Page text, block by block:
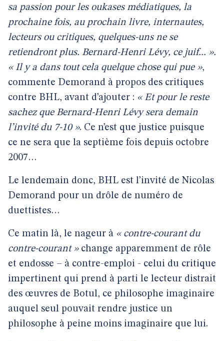
sa passion pour les oukases médiatiques, la
prochaine fois, au prochain livre, internautes,
lecteurs ou critiques, quelques-uns ne se
retiendront plus. Bernard-Henri Lévy, ce juif... ».
« Il y a dans tout cela quelque chose qui pue »,
commente Demorand à propos des critiques
contre BHL, avant d’ajouter : « Et pour le reste
sachez que Bernard-Henri Lévy sera demain
l’invité du 7-10 ». Ce n’est que justice puisque
ce ne sera que la septième fois depuis octobre
2007…
Le lendemain donc, BHL est l’invité de Nicolas
Demorand pour un drôle de numéro de
duettistes…
Ce matin là, le nageur à « contre-courant du
contre-courant »change apparemment de rôle
et endosse – à contre-emploi - celui du critique
impertinent qui prend à parti le lecteur distrait
des œuvres de Botul, ce philosophe imaginaire
auquel seul pouvait rendre justice un
philosophe à peine moins imaginaire que lui.